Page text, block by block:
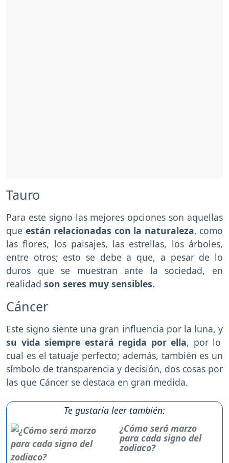
Tauro
Para este signo las mejores opciones son aquellas
que están relacionadas con la naturaleza, como
las flores, los paisajes, las estrellas, los árboles,
entre otros; esto se debe a que, a pesar de lo
duros que se muestran ante la sociedad, en
realidad son seres muy sensibles.
Cáncer
Este signo siente una gran influencia por la luna, y
su vida siempre estará regida por ella, por lo
cual es el tatuaje perfecto; además, también es un
símbolo de transparencia y decisión, dos cosas por
las que Cáncer se destaca en gran medida.
Te gustaría leer también:
¿Cómo será marzo
para cada signo del
zodiaco?